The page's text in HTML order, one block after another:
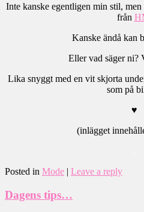
Inte kanske egentligen min stil,
från
Kanske ändå kan
Eller vad säger ni?
Lika snyggt med en vit skjorta
som på
♥
(inlägget
Posted in Mode | Leave a reply
Dagens tips…